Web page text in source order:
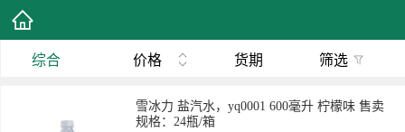
综合 价格 货期 筛选
雪冰力 盐汽水，yq0001 600毫升 柠檬味 售卖
规格：24瓶/箱